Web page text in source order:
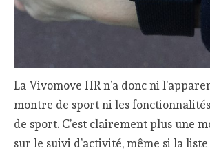
La Vivomove HR n’a donc ni
montre de sport ni les
de sport. C’est clairement plus une
sur le suivi d’activité, même si la liste